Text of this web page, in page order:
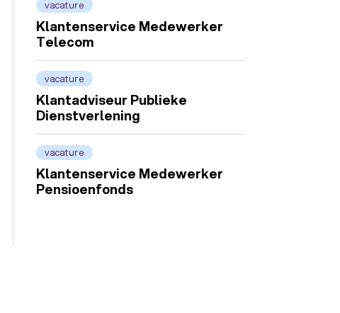
vacature
Klantenservice Medewerker
Telecom
vacature
Klantadviseur Publieke
Dienstverlening
vacature
Klantenservice Medewerker
Pensioenfonds